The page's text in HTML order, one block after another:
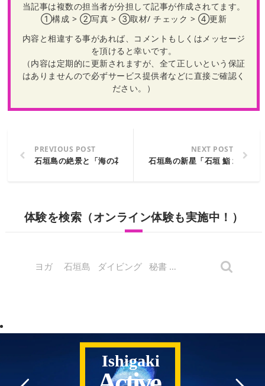
当記事は複数の担当者が分担して記事が作成されてます。
①構成 > ②写真 > ③取材/ チェック > ④更新
内容と相違する事があれば、コメントもしくはメッセージ
を頂けると幸いです。
（内容は定期的に更新されますが、全て正しいという保証
はありませんので必ずサービス提供者などに直接ご確認く
ださい。）
PREVIOUS POST
石垣島の絶景と「海の花」の絶品グルメを堪能! 地元に愛され
NEXT POST
石垣島の新星「石垣 鮨 北倉」
体験を検索（オンライン体験も実施中！）
Ishigaki